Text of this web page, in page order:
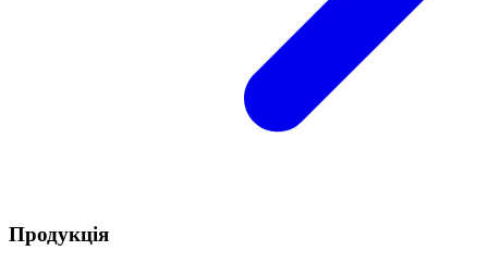
Продукція